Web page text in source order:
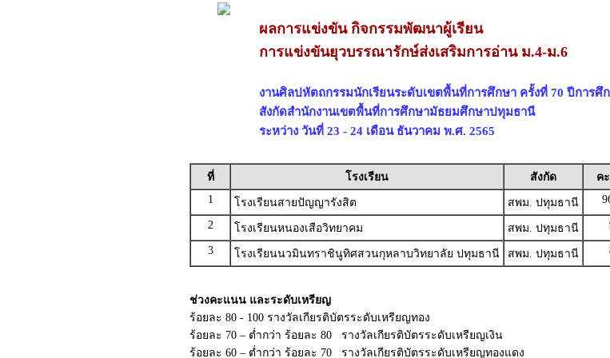
ผลการแข่งขัน กิจกรรมพัฒนาผู้เรียน
การแข่งขันยุวบรรณารักษ์ส่งเสริมการอ่าน ม.4-ม.6
งานศิลปหัตถกรรมนักเรียนระดับเขตพื้นที่การศึกษา ครั้งที่ 70 ปีการศึก
สังกัดสำนักงานเขตพื้นที่การศึกษามัธยมศึกษาปทุมธานี
ระหว่าง วันที่ 23 - 24 เดือน ธันวาคม พ.ศ. 2565
ที่ โรงเรียน สังกัด ค
1
โรงเรียนสายปัญญารังสิต สพม. ปทุมธานี
2
โรงเรียนหนองเสือวิทยาคม สพม. ปทุมธานี
3
โรงเรียนนวมินทราชินูทิศสวนกุหลาบวิทยาลัย ปทุมธานี สพม. ปทุมธานี
ช่วงคะแนน และระดับเหรียญ
ร้อยละ 80 - 100 รางวัลเกียรติบัตรระดับเหรียญทอง
ร้อยละ 70 – ต่ำกว่า ร้อยละ 80 รางวัลเกียรติบัตรระดับเหรียญเงิน
ร้อยละ 60 – ต่ำกว่า ร้อยละ 70 รางวัลเกียรติบัตรระดับเหรียญทองแดง